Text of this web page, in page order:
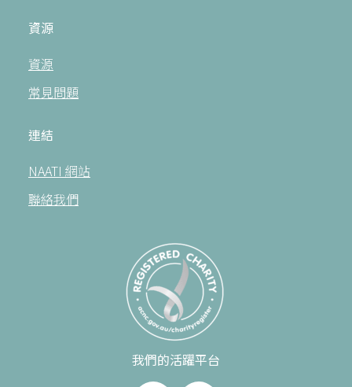
資源
資源
常見問題
連結
NAATI 網站
聯絡我們
我們的活躍平台